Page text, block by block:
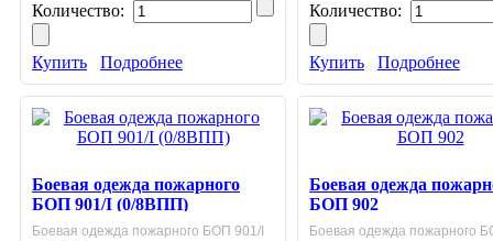
Количество:
Купить Подробнее
Количество:
Купить Подробнее
Боевая одежда пожарного
БОП 901/I (0/8ВПП)
Боевая одежда пожарного БОП 901/I
Боевая одежда
БОП 902
Боевая одежда пожарного